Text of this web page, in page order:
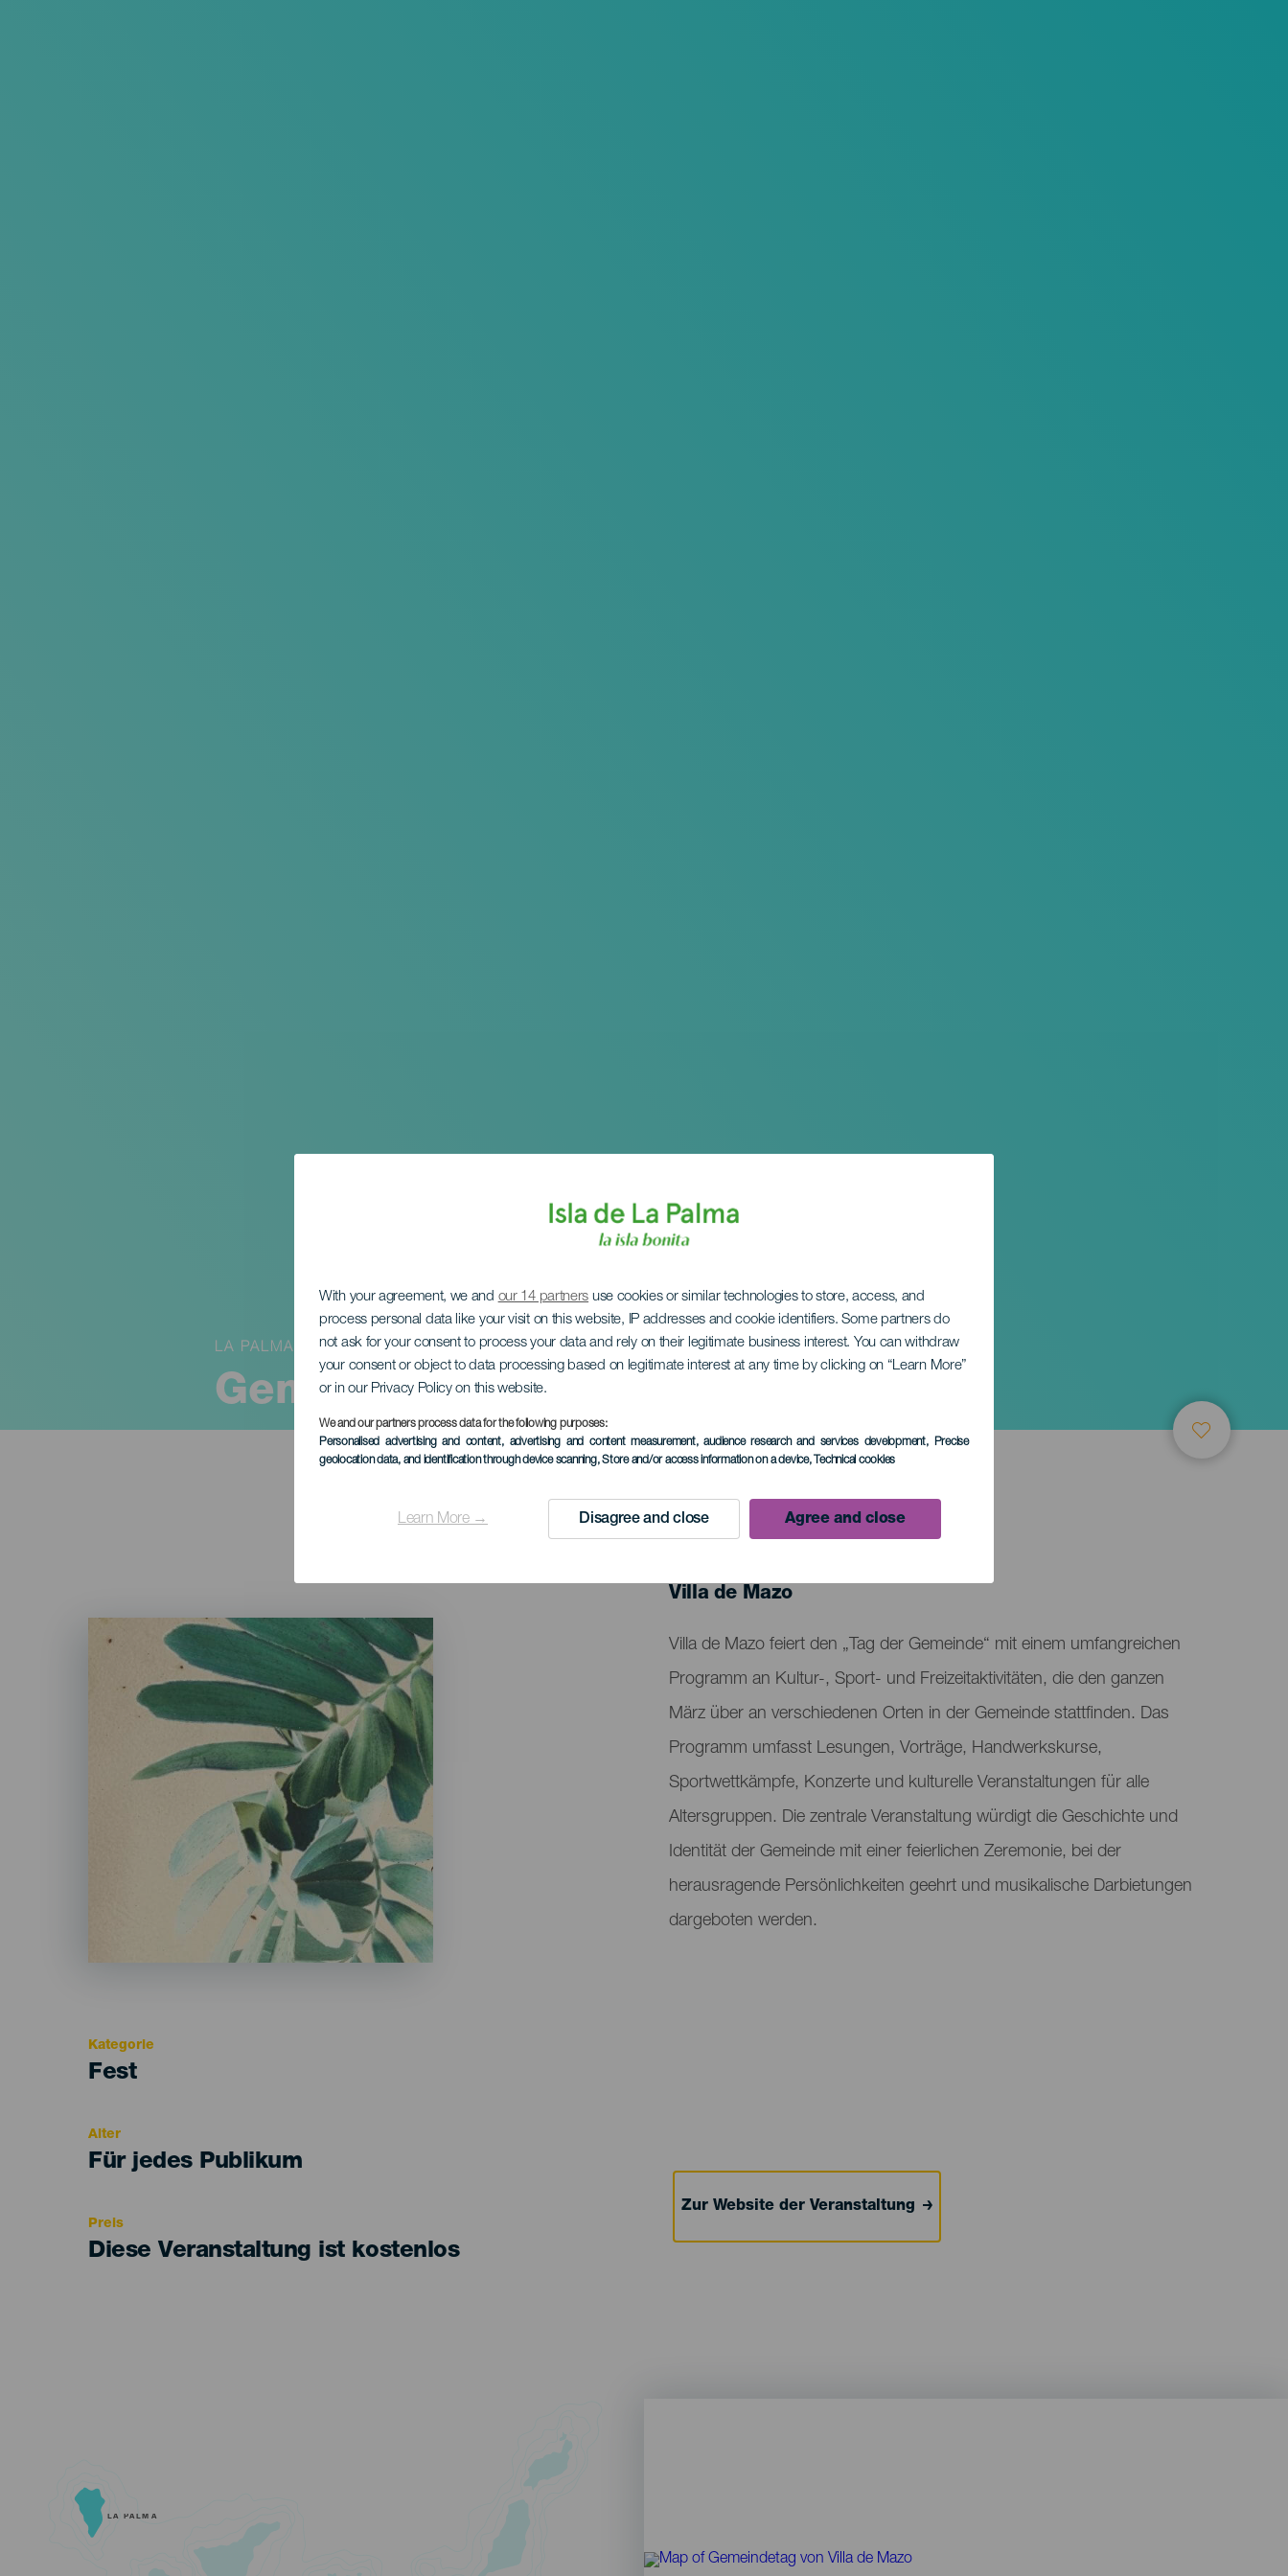
With your agreement, we and our 14 partners use cookies or similar technologies to store, access, and
process personal data like your visit on this website, IP addresses and cookie identifiers. Some partners do
not ask for your consent to process your data and rely on their legitimate business interest. You can withdraw
your consent or object to data processing based on legitimate interest at any time by clicking on “Learn More”
or in our Privacy Policy on this website.
We and our partners process data for the following purposes:
Personalised advertising and content, advertising and content measurement, audience research and services development, Precise
geolocation data, and identification through device scanning, Store and/or access information on a device, Technical cookies
Learn More → Disagree and close Agree and close
Gemeindetag von Villa de Mazo
LA PALMA
Listado
VERGANGENE VERANSTALTUNG
Localidad
Villa de Mazo
Descripción
del
evento
Villa de Mazo feiert den „Tag der Gemeinde“ mit einem umfangreichen
Programm an Kultur-, Sport- und Freizeitaktivitäten, die den ganzen
März über an verschiedenen Orten in der Gemeinde stattfinden. Das
Programm umfasst Lesungen, Vorträge, Handwerkskurse,
Sportwettkämpfe, Konzerte und kulturelle Veranstaltungen für alle
Altersgruppen. Die zentrale Veranstaltung würdigt die Geschichte und
Identität der Gemeinde mit einer feierlichen Zeremonie, bei der
herausragende Persönlichkeiten geehrt und musikalische Darbietungen
dargeboten werden.
Kategorie
Categoría
Fest
Alter
Edad
Für jedes Publikum
Preis
Diese Veranstaltung ist kostenlos
Zur Website der Veranstaltung
LA PALMA